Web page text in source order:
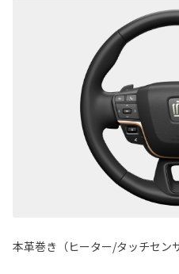
本革巻き（ヒーター/タッチセン